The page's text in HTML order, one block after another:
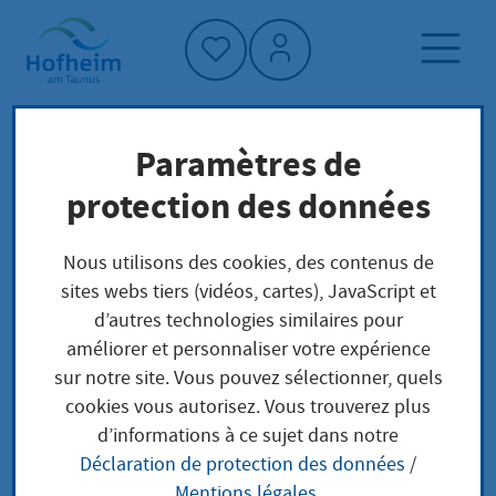
Accueil"
Page d'accueil
Trouver un service
Préoccupations locales
Abschrift aus dem Handelsregister
Abschrift aus dem
Handelsregister
Paramètres de
protection des données
Nous utilisons des cookies, des contenus de
sites webs tiers (vidéos, cartes), JavaScript et
d’autres technologies similaires pour
améliorer et personnaliser votre expérience
sur notre site. Vous pouvez sélectionner, quels
cookies vous autorisez. Vous trouverez plus
d’informations à ce sujet dans notre
Déclaration de protection des données /